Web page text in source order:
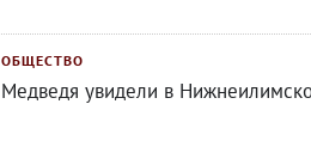
ОБЩЕСТВО
Медведя увидели в